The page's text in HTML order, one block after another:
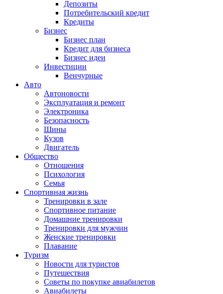
Депозиты
Потребительский кредит
Кредиты
Бизнес
Бизнес план
Кредит для бизнеса
Бизнес идеи
Инвестиции
Венчурные
Авто
Автоновости
Эксплуатация и ремонт
Электроника
Безопасность
Шины
Кузов
Двигатель
Общество
Отношения
Психология
Семья
Спортивная жизнь
Тренировки в зале
Спортивное питание
Домашние тренировки
Тренировки для мужчин
Женские тренировки
Плавание
Туризм
Новости для туристов
Путешествия
Советы по покупке авиабилетов
Авиабилеты